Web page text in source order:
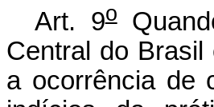
Art. 9o
Central do
a ocorrência de